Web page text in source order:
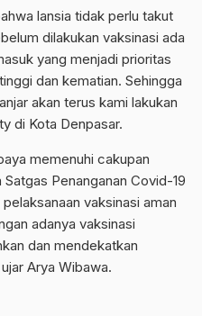
lansia tidak perlu takut
dilakukan vaksinasi ada
yang menjadi prioritas
dan kematian. Sehingga
akan terus kami lakukan
di Kota Denpasar.
memenuhi cakupan
Penanganan Covid-19
vaksinasi aman
adanya vaksinasi
dan mendekatkan
Arya Wibawa.